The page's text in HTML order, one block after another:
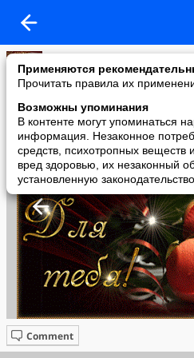
Применяются
Прочитать правила их
Возможны упоминания
В контенте могут упоминаться
информация. Незаконное
средств, психотропных веществ
вред здоровью, их незаконный
установленную
Надежда Осадчая
added a photo
16 Oct в 09:21
Comment